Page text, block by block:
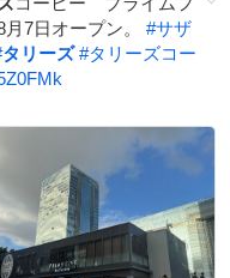
7日オープン。 #サザ
タリーズ #タリーズコー